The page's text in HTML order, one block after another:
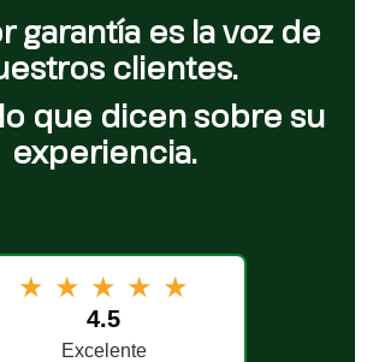
garantía es la voz de
clientes.
que dicen sobre su
experiencia.
★ ★ ★ ★ ★
4.5
Excelente